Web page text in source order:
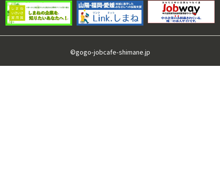
©gogo-jobcafe-shimane.jp